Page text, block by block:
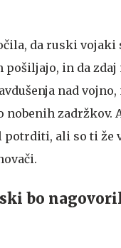
da ruski vojaki
pošiljajo, in da zdaj
nad vojno,
nobenih zadržkov.
potrditi, ali so ti že
bo